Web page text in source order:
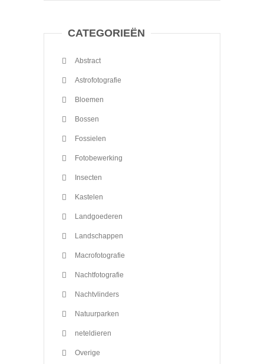
CATEGORIEËN
Abstract
Astrofotografie
Bloemen
Bossen
Fossielen
Fotobewerking
Insecten
Kastelen
Landgoederen
Landschappen
Macrofotografie
Nachtfotografie
Nachtvlinders
Natuurparken
neteldieren
Overige